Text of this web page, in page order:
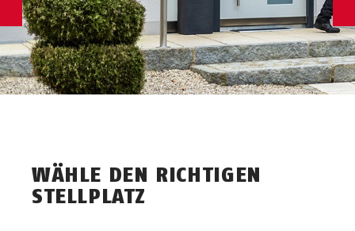
WÄHLE DEN RICHTIGEN
STELLPLATZ